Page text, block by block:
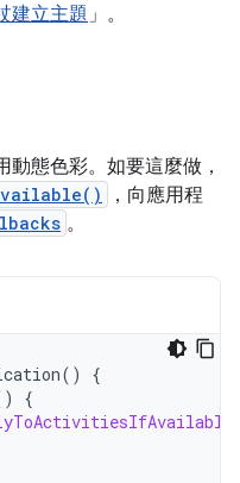
建立主題」。
態色彩。如要這麼做，
，向應用程
。
()
{
{